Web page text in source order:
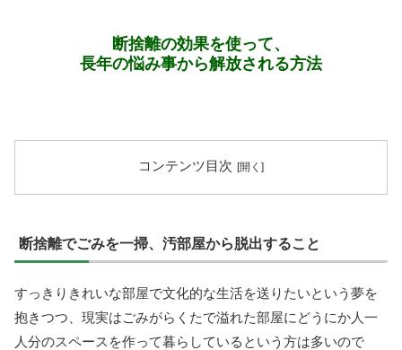
断捨離の効果を使って、
長年の悩み事から解放される方法
コンテンツ目次
断捨離でごみを一掃、汚部屋から脱出すること
すっきりきれいな部屋で文化的な生活を送りたいという夢を
抱きつつ、現実はごみがらくたで溢れた部屋にどうにか人一
人分のスペースを作って暮らしているという方は多いので